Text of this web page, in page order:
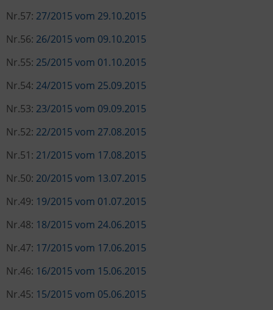
Nr.57: 27/2015 vom 29.10.2015
Nr.56: 26/2015 vom 09.10.2015
Nr.55: 25/2015 vom 01.10.2015
Nr.54: 24/2015 vom 25.09.2015
Nr.53: 23/2015 vom 09.09.2015
Nr.52: 22/2015 vom 27.08.2015
Nr.51: 21/2015 vom 17.08.2015
Nr.50: 20/2015 vom 13.07.2015
Nr.49: 19/2015 vom 01.07.2015
Nr.48: 18/2015 vom 24.06.2015
Nr.47: 17/2015 vom 17.06.2015
Nr.46: 16/2015 vom 15.06.2015
Nr.45: 15/2015 vom 05.06.2015